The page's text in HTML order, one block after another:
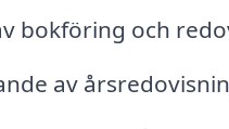
bokföring och
av